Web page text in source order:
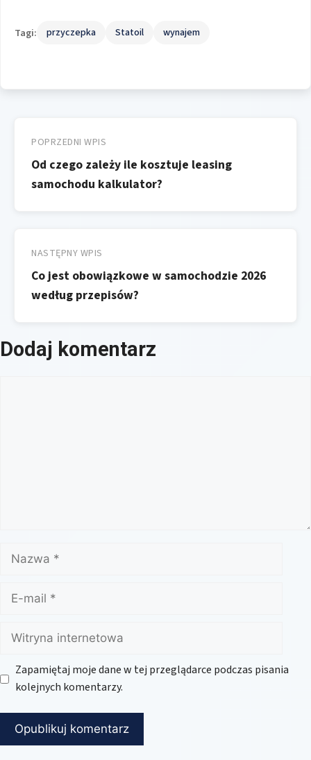
Tagi: przyczepka Statoil wynajem
wpisu
POPRZEDNI WPIS
Od czego zależy ile kosztuje leasing
samochodu kalkulator?
NASTĘPNY WPIS
Co jest obowiązkowe w samochodzie 2026
według przepisów?
Dodaj komentarz
Nazwa
mail
Witryna
internetowa
Zapamiętaj moje dane w tej przeglądarce podczas pisania
kolejnych komentarzy.